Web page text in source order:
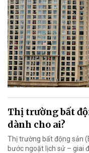
Thị trường bất
dành cho ai?
Thị trường bất động sản
bước ngoặt lịch sử – giai